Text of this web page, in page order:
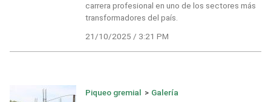
carrera profesional en uno de los sectores más
transformadores del país.
21/10/2025 / 3:21 PM
Piqueo gremial > Galería